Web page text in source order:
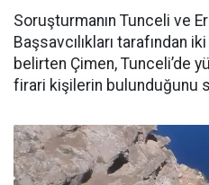
Soruşturmanın Tunceli ve
Başsavcılıkları tarafından
belirten Çimen, Tunceli’de
firari kişilerin bulunduğunu